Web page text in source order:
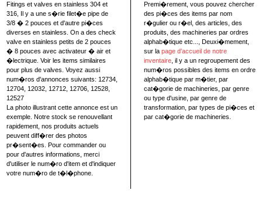
Fitings et valves en stainless 304 et
316, Il y a une s�rie filet�e pipe de
3/8 � 2 pouces et d'autre pi�ces
diverses en stainless. On a des check
valve en stainless petits de 2 pouces
� 8 pouces avec activateur � air et
�lectrique. Voir les items similaires
pour plus de valves. Voyez aussi
num�ros d'annonces suivants: 12734,
12704, 12032, 12712, 12706, 12528,
12527
La photo illustrant cette annonce est un
exemple. Notre stock se renouvellant
rapidement, nos produits actuels
peuvent diff�rer des photos
pr�sent�es. Pour commander ou
pour d'autres informations, merci
d'utiliser le num�ro d'item et d'indiquer
votre num�ro de t�l�phone.
Premi�rement, vous pouvez chercher
des pi�ces des items par nom
r�gulier ou r�el, des articles, des
produits, des machineries par ordres
alphab�tique etc..., Deuxi�mement,
sur la page d'accueil de notre
inventaire , il y a un regroupement des
num�ros possibles des items en ordre
alphab�tique par m�tier, par
cat�gorie de machineries, par genre
ou type d'usine, par genre de
transformation, par types de pi�ces et
par cat�gorie de machineries.